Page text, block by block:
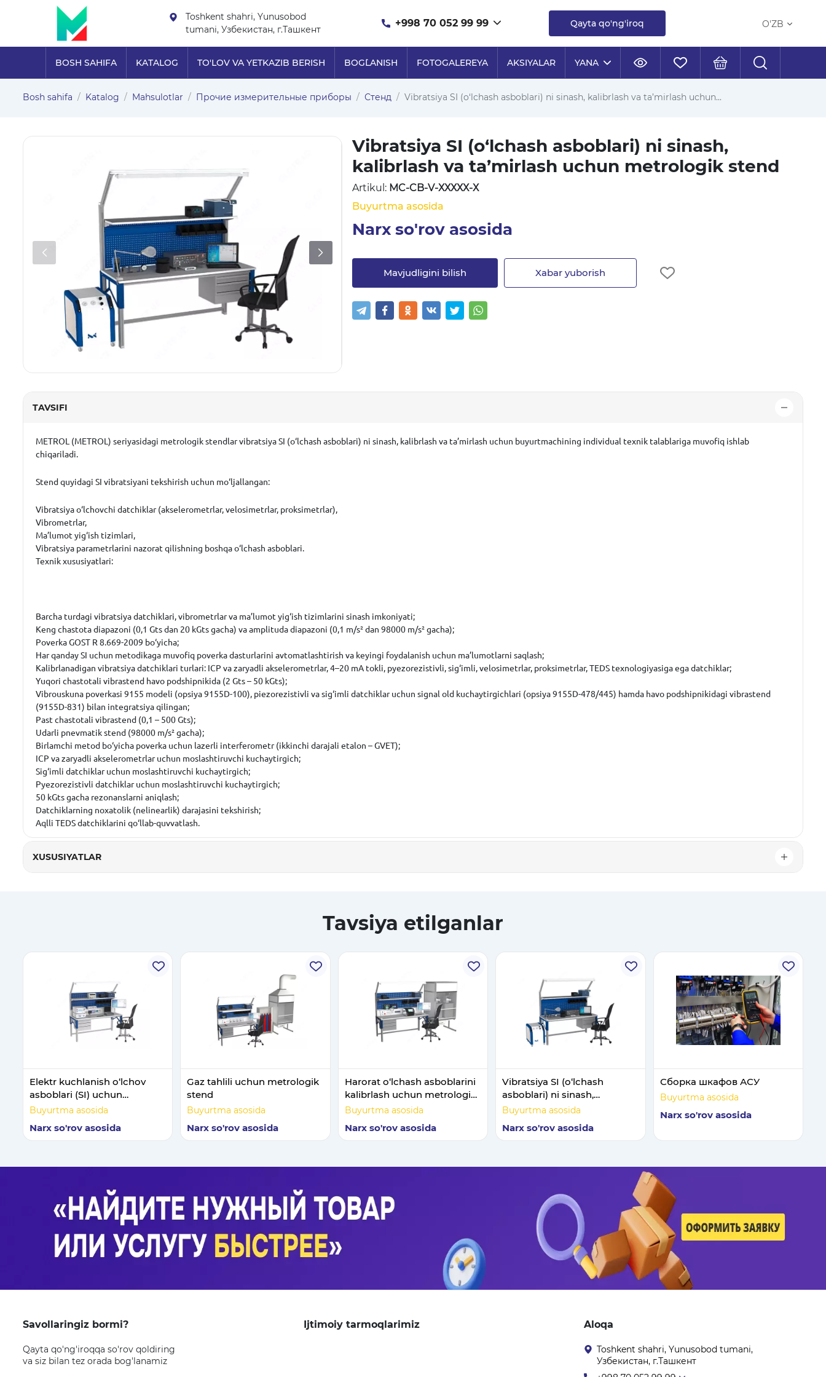
Toshkent shahri, Yunusobod
tumani, Узбекистан, г.Ташкент
+998 70 052 99 99 Qayta qo'ng'iroq O'ZB
BOSH SAHIFA KATALOG TO'LOV VA YETKAZIB BERISH BOG`LANISH FOTOGALEREYA AKSIYALAR YANA
Bosh sahifa Katalog Mahsulotlar Прочие измерительные приборы Стенд Vibratsiya SI (o‘lchash asboblari) ni sinash, kalibrlash va ta’mirlash uchun...
Vibratsiya SI (o‘lchash asboblari) ni sinash,
kalibrlash va ta’mirlash uchun metrologik stend
Artikul: MC-CB-V-ХХХХХ-Х
Buyurtma asosida
Narx so'rov asosida
Mavjudligini bilish Xabar yuborish
TAVSIFI
METROL (METROL) seriyasidagi metrologik stendlar vibratsiya SI (o‘lchash asboblari) ni sinash, kalibrlash va ta’mirlash uchun buyurtmachining individual texnik talablariga muvofiq ishlab
chiqariladi.
Stend quyidagi SI vibratsiyani tekshirish uchun mo‘ljallangan:
Vibratsiya o‘lchovchi datchiklar (akselerometrlar, velosimetrlar, proksimetrlar),
Vibrometrlar,
Ma’lumot yig‘ish tizimlari,
Vibratsiya parametrlarini nazorat qilishning boshqa o‘lchash asboblari.
Texnik xususiyatlari:
Barcha turdagi vibratsiya datchiklari, vibrometrlar va ma’lumot yig‘ish tizimlarini sinash imkoniyati;
Keng chastota diapazoni (0,1 Gts dan 20 kGts gacha) va amplituda diapazoni (0,1 m/s² dan 98000 m/s² gacha);
PoverkaGOST R 8.669-2009 bo‘yicha;
Har qanday SI uchun metodikaga muvofiq poverka dasturlarini avtomatlashtirish va keyingi foydalanish uchun ma’lumotlarni saqlash;
Kalibrlanadigan vibratsiya datchiklari turlari: ICP va zaryadli akselerometrlar, 4–20 mA tokli, pyezorezistivli, sig‘imli, velosimetrlar, proksimetrlar, TEDS texnologiyasiga ega datchiklar;
Yuqori chastotali vibrastend havo podshipnikida (2 Gts – 50 kGts);
Vibrouskuna poverkasi 9155 modeli (opsiya 9155D-100), piezorezistivli va sig‘imli datchiklar uchun signal old kuchaytirgichlari (opsiya 9155D-478/445) hamda havo podshipnikidagi vibrastend
(9155D-831) bilan integratsiya qilingan;
Past chastotali vibrastend (0,1 – 500 Gts);
Udarli pnevmatik stend (98000 m/s² gacha);
Birlamchi metod bo‘yicha poverka uchun lazerli interferometr (ikkinchi darajali etalon – GVET);
ICP va zaryadli akselerometrlar uchun moslashtiruvchi kuchaytirgich;
Sig‘imli datchiklar uchun moslashtiruvchi kuchaytirgich;
Pyezorezistivli datchiklar uchun moslashtiruvchi kuchaytirgich;
50 kGts gacha rezonanslarni aniqlash;
Datchiklarning noxatolik (nelinearlik) darajasini tekshirish;
Aqlli TEDS datchiklarini qo‘llab-quvvatlash.
XUSUSIYATLAR
Tavsiya etilganlar
Elektr kuchlanish o‘lchov
asboblari (SI) uchun
metrologik stend
Buyurtma asosida
Narx so'rov asosida
Gaz tahlili uchun metrologik
stend
Buyurtma asosida
Narx so'rov asosida
Harorat o‘lchash asboblarini
kalibrlash uchun metrologik
stend
Buyurtma asosida
Narx so'rov asosida
Vibratsiya SI (o‘lchash
asboblari) ni sinash,
kalibrlash va ta’mirlash
Buyurtma asosida
Narx so'rov asosida
Сборка шкафов АСУ
Buyurtma asosida
Narx so'rov asosida
Savollaringiz bormi?
Qayta qo'ng'iroqqa so'rov qoldiring
va siz bilan tez orada bog'lanamiz
Ijtimoiy tarmoqlarimiz Aloqa
Toshkent shahri, Yunusobod tumani,
Узбекистан, г.Ташкент